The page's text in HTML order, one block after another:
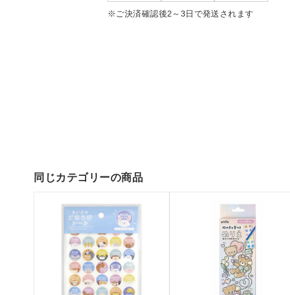
※ご決済確認後2～3日で発送されます
同じカテゴリーの商品